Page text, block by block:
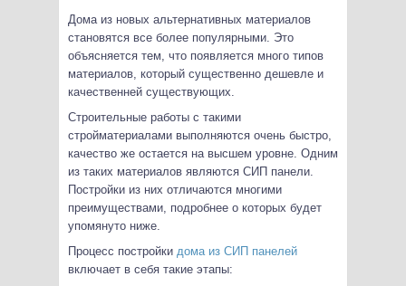
Дома из новых альтернативных материалов
становятся все более популярными. Это
объясняется тем, что появляется много типов
материалов, который существенно дешевле и
качественней существующих.
Строительные работы с такими
стройматериалами выполняются очень быстро,
качество же остается на высшем уровне. Одним
из таких материалов являются СИП панели.
Постройки из них отличаются многими
преимуществами, подробнее о которых будет
упомянуто ниже.
Процесс постройки дома из СИП панелей
включает в себя такие этапы: